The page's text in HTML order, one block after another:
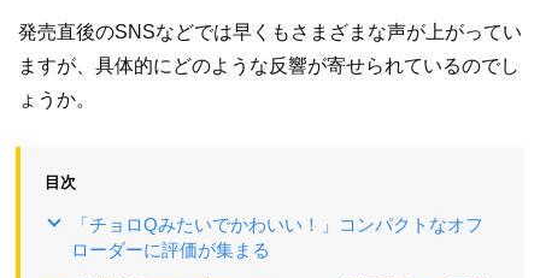
発売直後のSNSなどでは早くもさまざまな声が上がってい
ますが、具体的にどのような反響が寄せられているのでし
ょうか。
目次
「チョロQみたいでかわいい！」コンパクトなオフ
ローダーに評価が集まる